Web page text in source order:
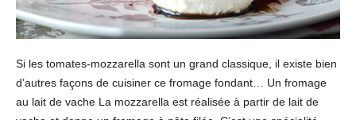
Si les tomates-mozzarella sont un grand classique, il existe bien
d’autres façons de cuisiner ce fromage fondant… Un fromage
au lait de vache La mozzarella est réalisée à partir de lait de